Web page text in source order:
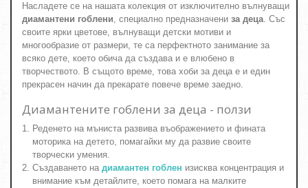
Насладете се на нашата колекция от изключително вълнуващи
диамантени гоблени, специално предназначени за деца. Със
своите ярки цветове, вълнуващи детски мотиви и
многообразие от размери, те са перфектното занимание за
всяко дете, което обича да създава и е влюбено в
творчеството. В същото време, това хоби за деца е и един
прекрасен начин да прекарате повече време заедно.
Диамантените гоблени за деца - ползи
Реденето на мъниста развива въображението и фината
моторика на детето, помагайки му да развие своите
творчески умения.
Създаването на диамантен гоблен изисква концентрация и
внимание към детайлите, което помага на малките